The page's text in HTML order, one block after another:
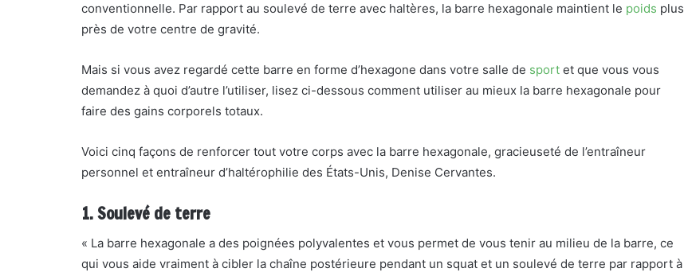
conventionnelle. Par rapport au soulevé de terre avec haltères, la barre hexagonale maintient le poids plus
près de votre centre de gravité.
Mais si vous avez regardé cette barre en forme d’hexagone dans votre salle de sport et que vous vous
demandez à quoi d’autre l’utiliser, lisez ci-dessous comment utiliser au mieux la barre hexagonale pour
faire des gains corporels totaux.
Voici cinq façons de renforcer tout votre corps avec la barre hexagonale, gracieuseté de l’entraîneur
personnel et entraîneur d’haltérophilie des États-Unis, Denise Cervantes.
1. Soulevé de terre
« La barre hexagonale a des poignées polyvalentes et vous permet de vous tenir au milieu de la barre, ce
qui vous aide vraiment à cibler la chaîne postérieure pendant un squat et un soulevé de terre par rapport à